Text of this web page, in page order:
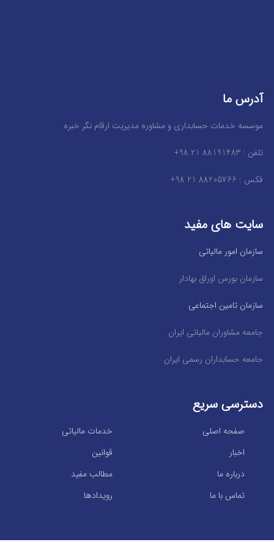
آدرس ما
موسسه خدمات حسابداری و مشاوره مدیریت ارقام نگر خبره
تلفن : 88191483 21 98+
فکس : 88205766 21 98+
سایت های مفید
سازمان امور مالیاتی
سازمان بورس اوراق بهادار
سازمان تامین اجتماعی
جامعه مشاوران مالیاتی ایران
جامعه حسابداران رسمی ایران
دسترسی سریع
خدمات مالیاتی
صفحه اصلی
قوانین
اخبار
مطالب مفید
درباره ما
رویدادها
تماس با ما